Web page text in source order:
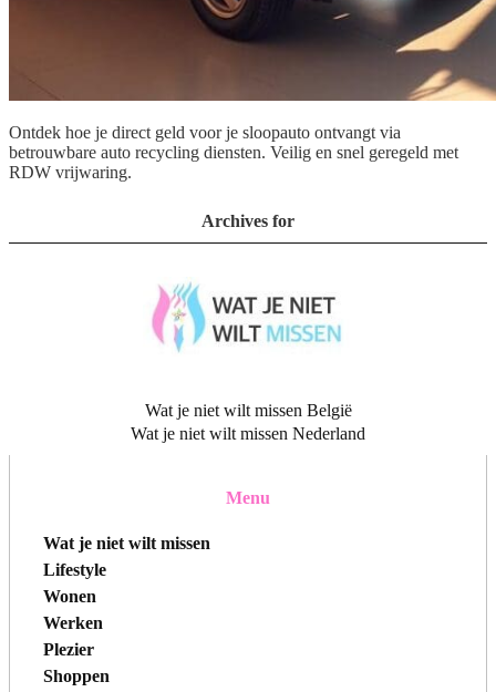
Ontdek hoe je direct geld voor je sloopauto ontvangt via
betrouwbare auto recycling diensten. Veilig en snel geregeld met
RDW vrijwaring.
Archives for
Wat je niet wilt missen België
Wat je niet wilt missen Nederland
Menu
Wat je niet wilt missen
Lifestyle
Wonen
Werken
Plezier
Shoppen